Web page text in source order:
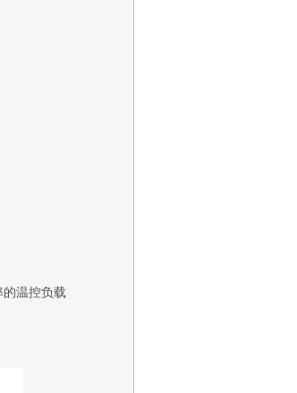
温控负载